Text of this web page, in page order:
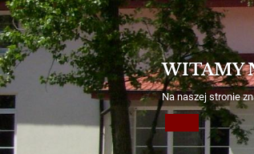
WITAMY
Na naszej stronie